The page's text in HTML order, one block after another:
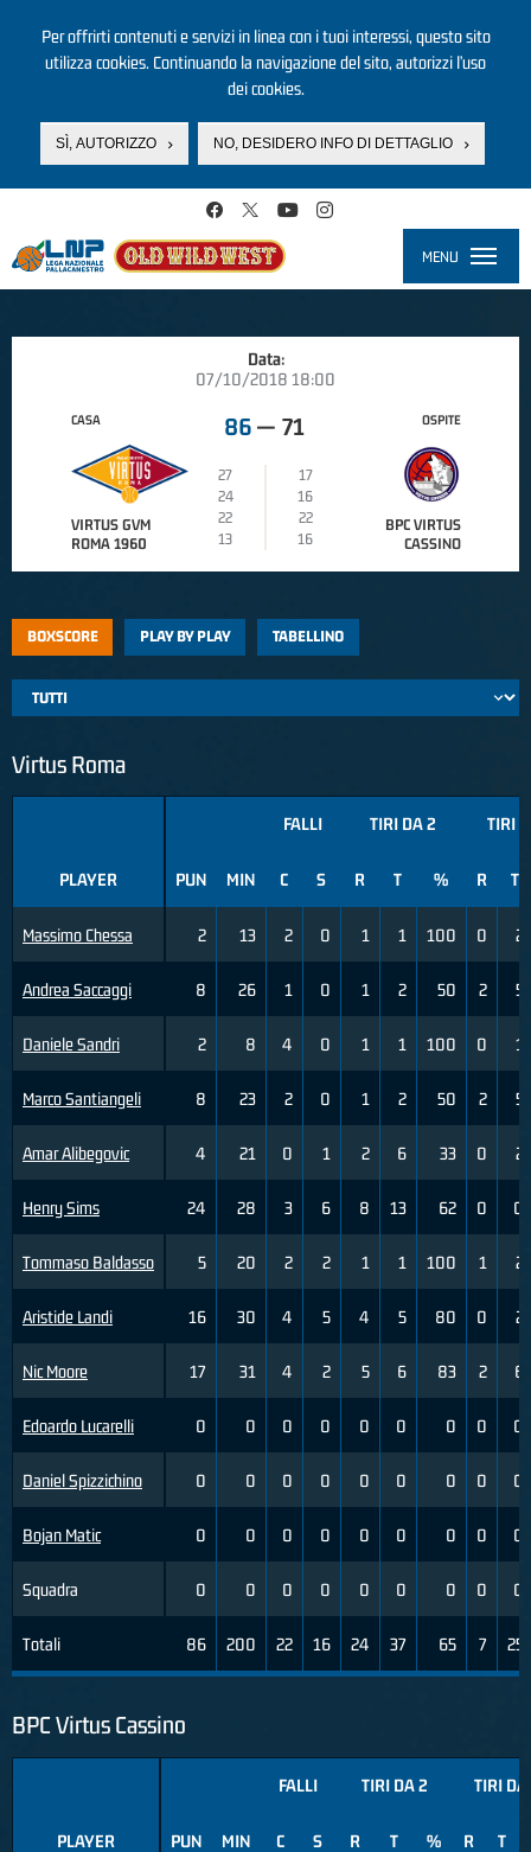
Per offrirti contenuti e servizi in linea con i tuoi interessi, questo sito
utilizza cookies. Continuando la navigazione del sito, autorizzi l’uso
dei cookies.
SÌ, AUTORIZZO NO, DESIDERO INFO DI DETTAGLIO
MENU
Data:
07/10/2018 18:00
CASA
VIRTUS GVM
ROMA 1960
86 — 71
27
17
24
16
22
22
13
16
OSPITE
BPC VIRTUS
CASSINO
BOXSCORE PLAY BY PLAY TABELLINO
Virtus Roma
PLAYER
Massimo Chessa
Andrea Saccaggi
Daniele Sandri
Marco Santiangeli
Amar Alibegovic
Henry Sims
Tommaso Baldasso
Aristide Landi
Nic Moore
Edoardo Lucarelli
Daniel Spizzichino
Bojan Matic
Squadra
Totali
FALLI TIRI DA 2 TIRI
PUN MIN C S R T % R T
2 13 2 0 1 1 100 0 2
8 26 1 0 1 2 50 2 5
2 8 4 0 1 1 100 0 1
8 23 2 0 1 2 50 2 5
4 21 0 1 2 6 33 0 2
24 28 3 6 8 13 62 0 0
5 20 2 2 1 1 100 1 2
16 30 4 5 4 5 80 0 2
17 31 4 2 5 6 83 2 6
0 0 0 0 0 0 0 0 0
0 0 0 0 0 0 0 0 0
0 0 0 0 0 0 0 0 0
0 0 0 0 0 0 0 0 0
86 200 22 16 24 37 65 7 25
BPC Virtus Cassino
PLAYER
FALLI TIRI DA 2 TIRI
PUN MIN C S R T % R T